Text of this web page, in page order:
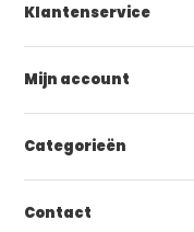
Klantenservice
Mijn account
Categorieën
Contact